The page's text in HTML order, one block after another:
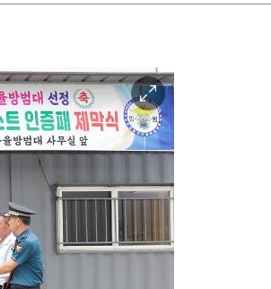
이
미
지
대